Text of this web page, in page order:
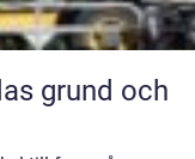
grund och